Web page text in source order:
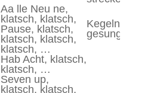
Aa lle Neu ne,
klatsch, klatsch,
Pause, klatsch,
klatsch, klatsch,
klatsch, …
Kegeln,
gesungen
Hab Acht, klatsch,
klatsch, …
Seven up,
klatsch, klatsch,